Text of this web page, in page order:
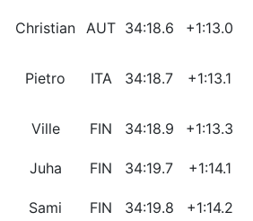
Christian AUT 34:18.6 +1:13.0
Pietro ITA 34:18.7 +1:13.1
Ville FIN 34:18.9 +1:13.3
Juha FIN 34:19.7 +1:14.1
Sami FIN 34:19.8 +1:14.2